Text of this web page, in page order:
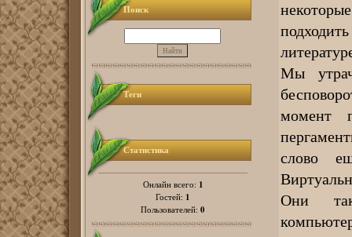
Поиск
Теги
Статистика
Онлайн всего: 1
Гостей: 1
Пользователей: 0
Мы
момент
слово
Они